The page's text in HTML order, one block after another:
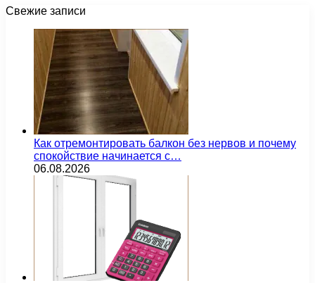
Свежие записи
Как отремонтировать балкон без нервов и почему
спокойствие начинается с…
06.08.2026